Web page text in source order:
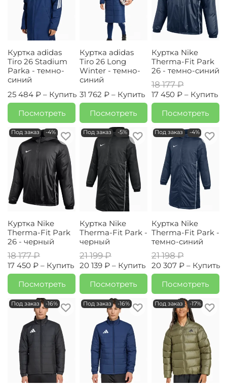
Куртка adidas
Tiro 26 Stadium
Parka - темно-
синий
25 484 ₽ – Купить
Посмотреть
Куртка adidas
Tiro 26 Long
Winter - темно-
синий
31 762 ₽ – Купить
Посмотреть
Куртка Nike
Therma-Fit Park
26 - темно-синий
18 177 ₽
17 450 ₽ – Купить
Посмотреть
Под заказ -4%
Куртка Nike
Therma-Fit Park
26 - черный
18 177 ₽
17 450 ₽ – Купить
Посмотреть
Под заказ -5%
Куртка Nike
Therma-Fit Park -
черный
21 199 ₽
20 139 ₽ – Купить
Посмотреть
Под заказ -4%
Куртка Nike
Therma-Fit Park -
темно-синий
21 198 ₽
20 307 ₽ – Купить
Посмотреть
Под заказ -16% Под заказ -16% Под заказ -17%